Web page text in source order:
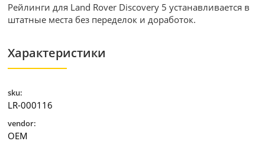
Рейлинги для Land Rover Discovery 5 устанавливается в
штатные места без переделок и доработок.
Характеристики
sku:
LR-000116
vendor:
OEM